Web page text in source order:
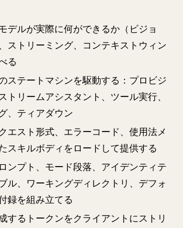
デルが実際に何ができるか（ビジョ
ストリーミング、コンテキストウィン
る
ステートマシンを駆動する：プロビジ
トリームアシスタント、ツール実行、
、ティアダウン
エスト形式、エラーコード、使用法メ
スキルボディをロードして提供する
ンプト、モード段落、アイデンティテ
ル、ワーキングディレクトリ、デフォ
録を組み立てる
するトークンをクライアントにストリ